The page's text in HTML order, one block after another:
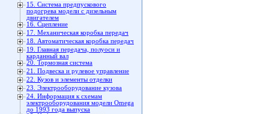
15. Система предпускового
подогрева модели с дизельным
двигателем
16. Сцепление
17. Механическая коробка передач
18. Автоматическая коробка передач
19. Главная передача, полуоси и
карданный вал
20. Тормозная система
21. Подвеска и рулевое управление
22. Кузов и элементы отделки
23. Электрооборудование кузова
24. Информация к схемам
электрооборудования модели Omega
до 1993 года выпуска